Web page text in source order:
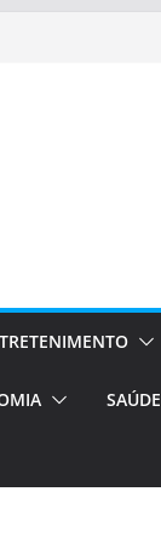
SAÚDE